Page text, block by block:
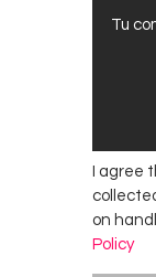
I agree
on
Policy